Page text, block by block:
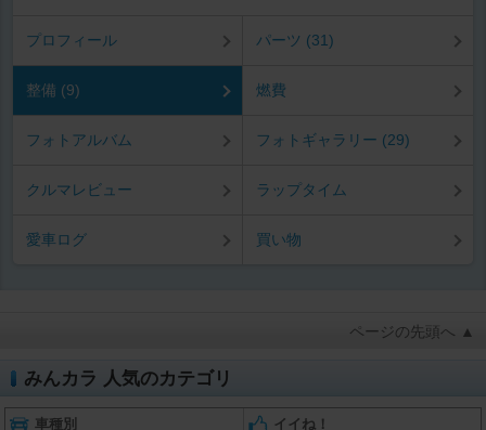
プロフィール パーツ (31)
整備 (9) 燃費
フォトアルバム フォトギャラリー (29)
クルマレビュー ラップタイム
愛車ログ 買い物
ページの先頭へ ▲
みんカラ 人気のカテゴリ
車種別 イイね！